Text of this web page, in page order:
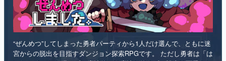
“ぜんめつ”してしまった勇者パーティから1人だけ選んで、ともに迷
宮からの脱出を目指すダンジョン探索RPGです。 ただし勇者は「は
い/いいえ」しか喋れず、魔法使いは魔法が使えず、戦士は可愛らし
選ぶのは、あなたです。